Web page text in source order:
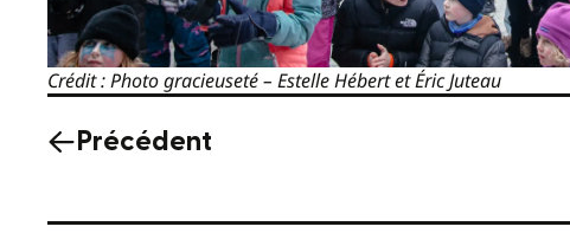
Crédit : Photo gracieuseté – Estelle Hébert et Éric Juteau
Précédent